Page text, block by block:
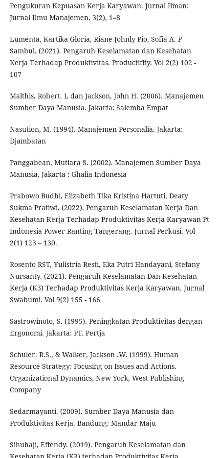
Pengukuran Kepuasan Kerja Karyawan. Jurnal Ilman:
Jurnal Ilmu Manajemen, 3(2), 1–8
Lumenta, Kartika Gloria, Riane Johnly Pio, Sofia A. P
Sambul. (2021). Pengaruh Keselamatan dan Kesehatan
Kerja Terhadap Produktivitas. Productifity. Vol 2(2) 102 -
107
Malthis, Robert. L dan Jackson, John H. (2006). Manajemen
Sumber Daya Manusia. Jakarta: Salemba Empat
Nasution, M. (1994). Manajemen Personalia. Jakarta:
Djambatan
Panggabean, Mutiara S. (2002). Manajemen Sumber Daya
Manusia. Jakarta : Ghalia Indonesia
Prabowo Budhi, Elizabeth Tika Kristina Hartuti, Deaty
Sukma Pratiwi. (2022). Pengaruh Keselamatan Kerja Dan
Kesehatan Kerja Terhadap Produktivitas Kerja Karyawan Pt
Indonesia Power Ranting Tangerang. Jurnal Perkusi. Vol
2(1) 123 – 130.
Rosento RST, Yulistria Resti, Eka Putri Handayani, Stefany
Nursanty. (2021). Pengaruh Keselamatan Dan Kesehatan
Kerja (K3) Terhadap Produktivitas Kerja Karyawan. Jurnal
Swabumi. Vol 9(2) 155 - 166
Sastrowinoto, S. (1995). Peningkatan Produktivitas dengan
Ergonomi. Jakarta: PT. Pertja
Schuler. R.S., & Walker, Jackson .W. (1999). Human
Resource Strategy: Focusing on Issues and Actions.
Organizational Dynamics, New York, West Publishing
Company
Sedarmayanti. (2009). Sumber Daya Manusia dan
Produktivitas Kerja. Bandung: Mandar Maju
Sihuhaji, Effendy. (2019). Pengaruh Keselamatan dan